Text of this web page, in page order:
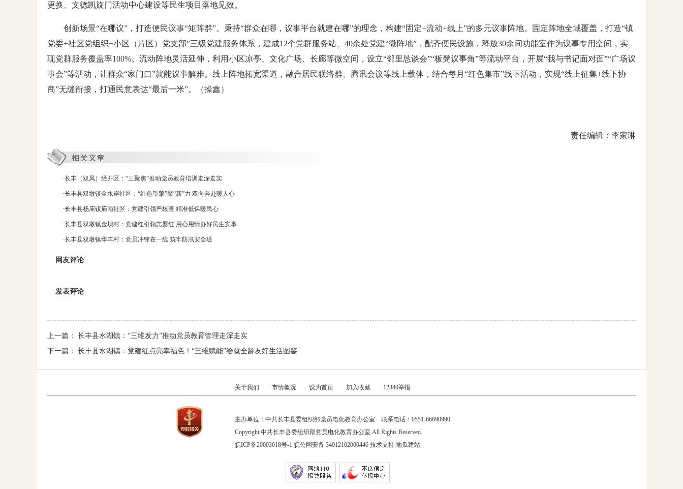
更换、文德凯旋门活动中心建设等民生项目落地见效。
创新场景“在哪议”，打造便民议事“矩阵群”。秉持“群众在哪，议事平台就建在哪”的理念，构建“固定+流动+线上”的多元议事阵地。固定阵地全域覆盖，打造“镇
党委+社区党组织+小区（片区）党支部”三级党建服务体系，建成12个党群服务站、40余处党建“微阵地”，配齐便民设施，释放30余间功能室作为议事专用空间，实
现党群服务覆盖率100%。流动阵地灵活延伸，利用小区凉亭、文化广场、长廊等微空间，设立“邻里恳谈会”“板凳议事角”等流动平台，开展“我与书记面对面”“广场议
事会”等活动，让群众“家门口”就能议事解难。线上阵地拓宽渠道，融合居民联络群、腾讯会议等线上载体，结合每月“红色集市”线下活动，实现“线上征集+线下协
商”无缝衔接，打通民意表达“最后一米”。（操鑫）
责任编辑：李家琳
·长丰（双凤）经开区：“三聚焦”推动党员教育培训走深走实
·长丰县双墩镇金水岸社区：“红色引擎”聚“新”力 双向奔赴暖人心
·长丰县杨庙镇庙南社区：党建引领严核查 精准低保暖民心
·长丰县双墩镇金坝村：党建红引领志愿红 用心用情办好民生实事
·长丰县双墩镇华丰村：党员冲锋在一线 筑牢防汛安全堤
网友评论
发表评论
上一篇： 长丰县水湖镇：“三维发力”推动党员教育管理走深走实
下一篇： 长丰县水湖镇：党建红点亮幸福色！“三维赋能”绘就全龄友好生活图鉴
关于我们 市情概况 设为首页 加入收藏 12380举报
主办单位：中共长丰县委组织部党员电化教育办公室 联系电话：0551-66690990
Copyright 中共长丰县委组织部党员电化教育办公室 All Rights Reserved.
皖ICP备20003018号-1 皖公网安备 34012102000446 技术支持:地瓜建站